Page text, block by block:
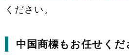
ください。
中国商標もお任せくだ